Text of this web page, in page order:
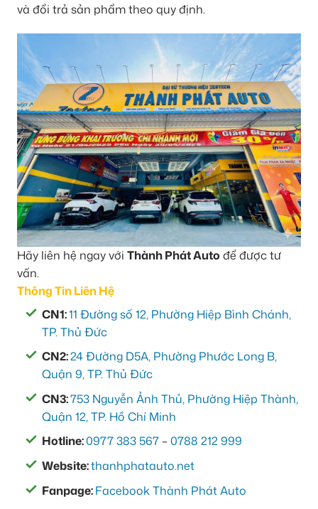
và đổi trả sản phẩm theo quy định.
Hãy liên hệ ngay với Thành Phát Auto để được tư
vấn.
Thông Tin Liên Hệ
CN1:11 Đường số 12, Phường Hiệp Bình Chánh,
TP. Thủ Đức
CN2:24 Đường D5A, Phường Phước Long B,
Quận 9, TP. Thủ Đức
CN3:753 Nguyễn Ảnh Thủ, Phường Hiệp Thành,
Quận 12, TP. Hồ Chí Minh
Hotline:0977 383 567 –0788 212 999
Website:thanhphatauto.net
Fanpage:Facebook Thành Phát Auto